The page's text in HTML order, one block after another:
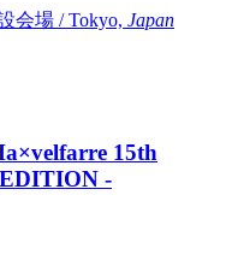
会場 / Tokyo, Japan
15th
-